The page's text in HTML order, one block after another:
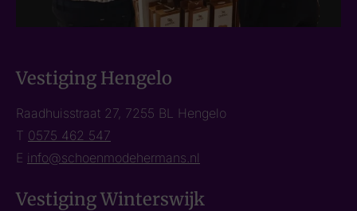
Vestiging Hengelo
Raadhuisstraat 27, 7255 BL Hengelo
T 0575 462 547
E info@schoenmodehermans.nl
Vestiging Winterswijk